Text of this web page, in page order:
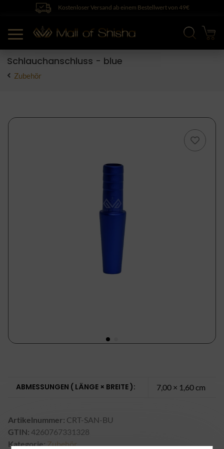
Kostenloser Versand ab einem Bestellwert von 49€
Schlauchanschluss - blue
Zubehör
ABMESSUNGEN ( LÄNGE × BREITE ): 7,00 × 1,60 cm
Artikelnummer: CRT-SAN-BU
GTIN: 4260767331328
Kategorie: Zubehör